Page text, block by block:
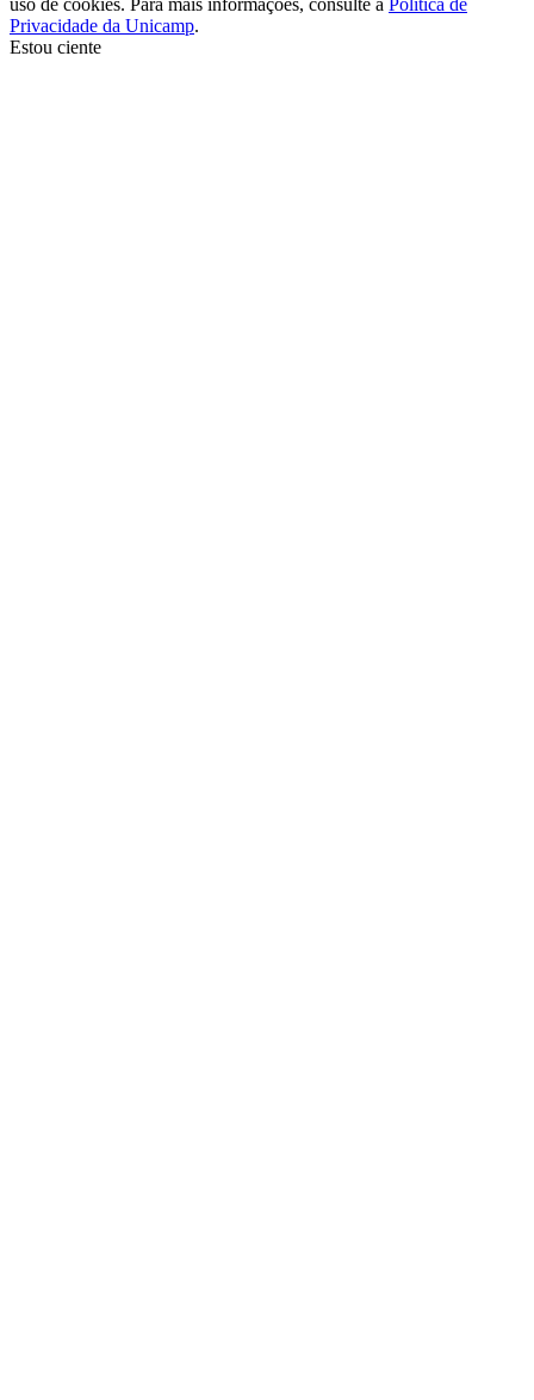
uso de cookies. Para mais informações, consulte a Política de
Privacidade da Unicamp.
Estou ciente